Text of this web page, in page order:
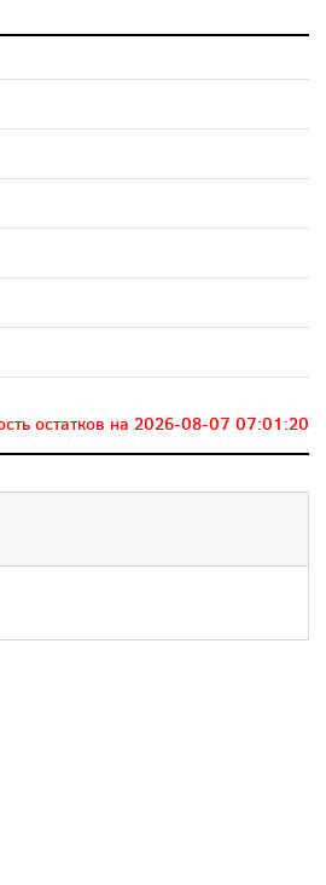
остатков на 2026-08-07 07:01:20